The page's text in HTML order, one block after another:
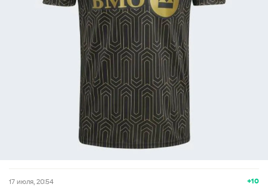
+10
17 июля, 20:54